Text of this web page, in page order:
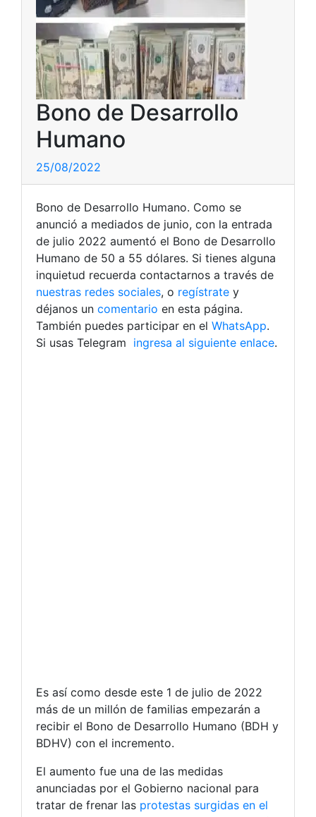
Bono de Desarrollo
Humano
25/08/2022
Bono de Desarrollo Humano. Como se
anunció a mediados de junio, con la entrada
de julio 2022 aumentó el Bono de Desarrollo
Humano de 50 a 55 dólares. Si tienes alguna
inquietud recuerda contactarnos a través de
nuestras redes sociales, o regístrate y
déjanos un comentario en esta página.
También puedes participar en el WhatsApp.
Si usas Telegram ingresa al siguiente enlace.
Es así como desde este 1 de julio de 2022
más de un millón de familias empezarán a
recibir el Bono de Desarrollo Humano (BDH y
BDHV) con el incremento.
El aumento fue una de las medidas
anunciadas por el Gobierno nacional para
tratar de frenar las protestas surgidas en el